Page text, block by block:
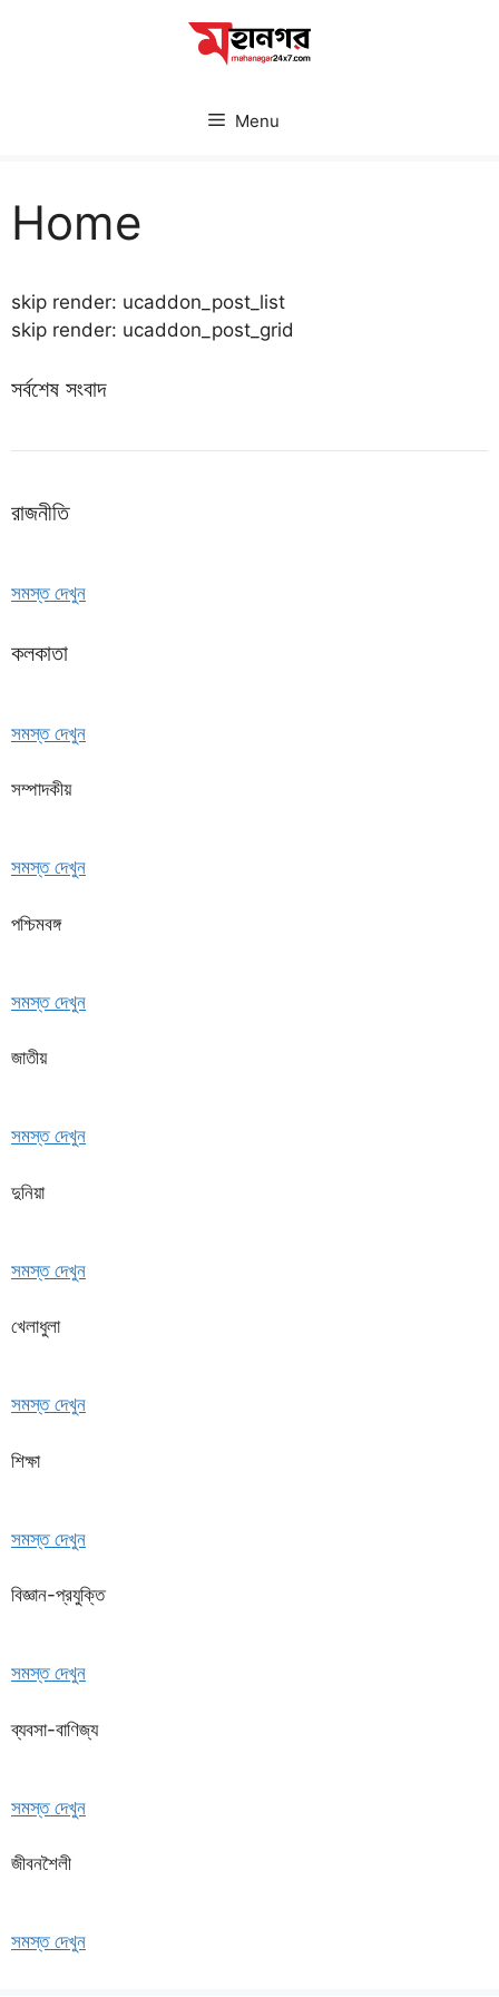
Menu
Home
skip render: ucaddon_post_list
skip render: ucaddon_post_grid
সর্বশেষ সংবাদ
রাজনীতি
সমস্ত দেখুন
কলকাতা
সমস্ত দেখুন
সম্পাদকীয়
সমস্ত দেখুন
পশ্চিমবঙ্গ
সমস্ত দেখুন
জাতীয়
সমস্ত দেখুন
দুনিয়া
সমস্ত দেখুন
খেলাধুলা
সমস্ত দেখুন
শিক্ষা
সমস্ত দেখুন
বিজ্ঞান-প্রযুক্তি
সমস্ত দেখুন
ব্যবসা-বাণিজ্য
সমস্ত দেখুন
জীবনশৈলী
সমস্ত দেখুন